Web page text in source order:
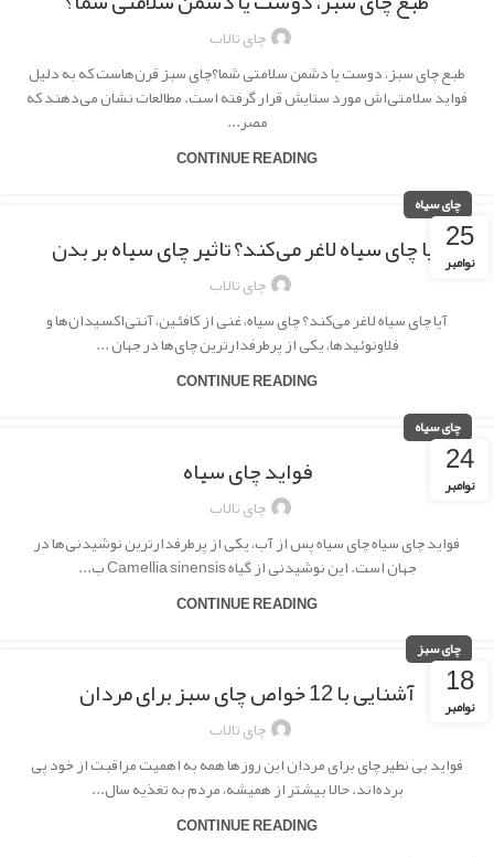
چای تالاب
طبع چای سبز، دوست یا دشمن سلامتی شما؟چای سبز قرن‌هاست که به دلیل
فواید سلامتی‌اش مورد ستایش قرار گرفته است. مطالعات نشان می‌دهند که
مصر...
CONTINUE READING
25
نوامبر
چای سیاه
آیا چای سیاه لاغر می‌کند؟ تاثیر چای سیاه بر بدن
چای تالاب
آیا چای سیاه لاغر می‌کند؟ چای سیاه، غنی از کافئین، آنتی‌اکسیدان‌ها و
فلاونوئیدها، یکی از پرطرفدارترین چای‌ها در جهان ...
CONTINUE READING
24
نوامبر
چای سیاه
فواید چای سیاه
چای تالاب
فواید چای سیاه چای سیاه پس از آب، یکی از پرطرفدارترین نوشیدنی‌ها در
جهان است. این نوشیدنی از گیاه Camellia sinensis ب...
CONTINUE READING
18
نوامبر
چای سبز
آشنایی با 12 خواص چای سبز برای مردان
چای تالاب
فواید بی نطیر چای برای مردان این روزها همه به اهمیت مراقبت از خود پی
برده‌اند. حالا بیشتر از همیشه، مردم به تغذیه سال...
CONTINUE READING